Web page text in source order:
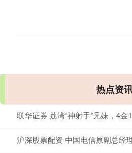
热点资
联华证券 荔湾“神射手”兄妹，4金
沪深股票配资 中国电信原副总经